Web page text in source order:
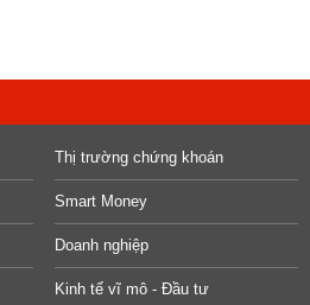
Thị trường chứng khoán
Smart Money
Doanh nghiệp
Kinh tế vĩ mô - Đầu tư